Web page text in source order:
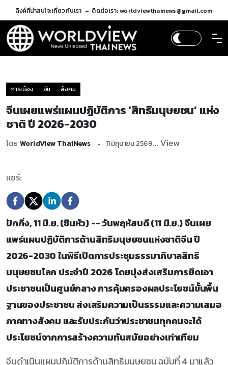
ลิงค์ที่น่าสนใจ:เกี่ยวกับเรา ติดต่อเรา: worldviewthainews@gmail.com
การเมือง จีน สังคม
จีนเผยแพร่แผนปฏิบัติการ ‘สิทธิมนุษยชน’ แห่ง
ชาติ ปี 2026-2030
โดย WorldView ThaiNews 11 มิถุนายน 2569... View
แชร์:
ปักกิ่ง, 11 มิ.ย. (ซินหัว) -- วันพฤหัสบดี (11 มิ.ย.) จีนเผย
แพร่แผนปฏิบัติการด้านสิทธิมนุษยชนแห่งชาติจีน ปี
2026-2030 ในพิธีเปิดการประชุมธรรมาภิบาลสิทธิ
มนุษยชนโลก ประจำปี 2026 โดยมุ่งส่งเสริมการยึดเอา
ประชาชนเป็นศูนย์กลาง การคุ้มครองผลประโยชน์ขั้นพื้น
ฐานของประชาชน ส่งเสริมความเป็นธรรมและความเสมอ
ภาคทางสังคม และรับประกันว่าประชาชนทุกคนจะได้
ประโยชน์จากการสร้างความทันสมัยอย่างเท่าเทียม
จีนดำเนินแผนปฏิบัติการด้านสิทธิมนุษยชน ฉบับที่ 4 มาแล้ว